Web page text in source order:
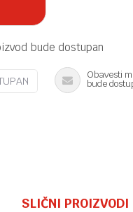
bude dostupan
Obavesti
bude
SLIČNI PROIZVODI